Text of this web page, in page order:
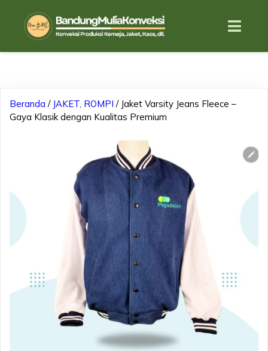
Beranda / JAKET, ROMPI / Jaket Varsity Jeans Fleece –
Gaya Klasik dengan Kualitas Premium